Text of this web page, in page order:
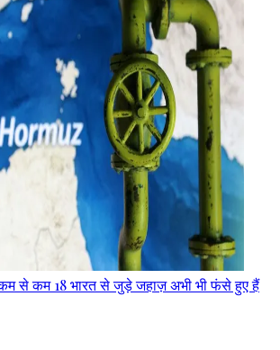
से कम 18 भारत से जुड़े जहाज़ अभी भी फंसे हुए हैं